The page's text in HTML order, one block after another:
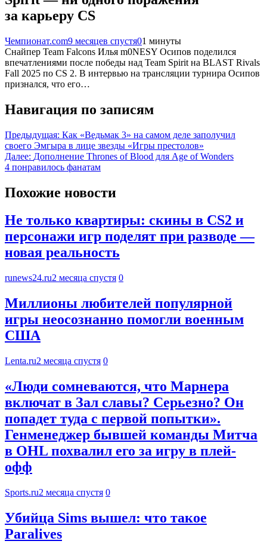
за карьеру CS
Чемпионат.com9 месяцев спустя01 минуты
Снайпер Team Falcons Илья m0NESY Осипов поделился
впечатлениями после победы над Team Spirit на BLAST Rivals
Fall 2025 по CS 2. В интервью на трансляции турнира Осипов
признался, что его…
Навигация по записям
Предыдущая: Как «Ведьмак 3» на самом деле заполучил
своего Эмгыра в лице звезды «Игры престолов»
Далее: Дополнение Thrones of Blood для Age of Wonders
4 понравилось фанатам
Похожие новости
Не только квартиры: скины в CS2 и
персонажи игр поделят при разводе —
новая реальность
runews24.ru2 месяца спустя 0
Миллионы любителей популярной
игры неосознанно помогли военным
США
Lenta.ru2 месяца спустя 0
«Люди сомневаются, что Марнера
включат в Зал славы? Серьезно? Он
попадет туда с первой попытки».
Генменеджер бывшей команды Митча
в OHL похвалил его за игру в плей-
офф
Sports.ru2 месяца спустя 0
Убийца Sims вышел: что такое
Paralives